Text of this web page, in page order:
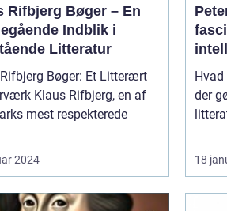
Rifbjerg Bøger – En
Indblik i
Litteratur
Bøger: Et Litterært
en af
mest respekterede
2024
Hvad
der
18